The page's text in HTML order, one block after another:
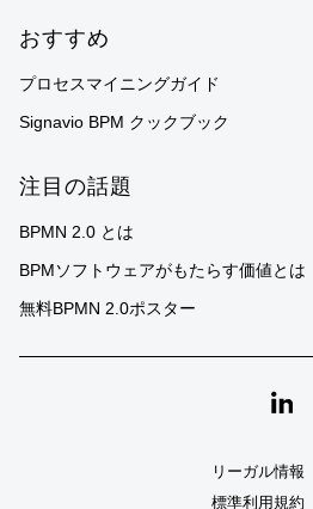
おすすめ
プロセスマイニングガイド
Signavio BPM クックブック
注目の話題
BPMN 2.0 とは
BPMソフトウェアがもたらす価値とは
無料BPMN 2.0ポスター
Linkedin
リーガル情報
標準利用規約